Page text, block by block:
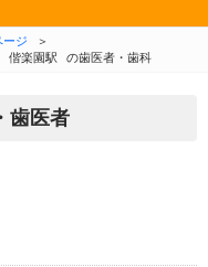
ツへ移動
ージ
＞
偕楽園駅 の歯医者・歯科
歯医者